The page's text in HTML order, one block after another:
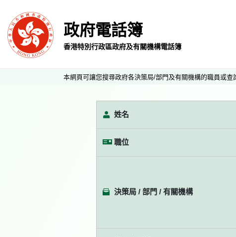
政府電話簿
香港特別行政區政府及有關機構電話簿
本網頁可讓您搜尋政府各決策局/部門及有關機構的職員或查
姓名
職位
決策局 / 部門 / 有關機構